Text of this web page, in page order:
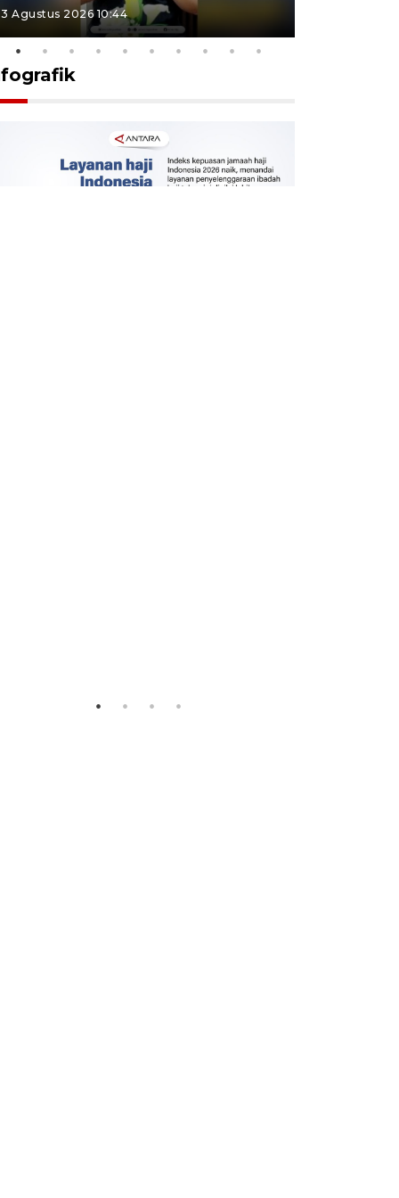
3 Agustus 2026 10:44